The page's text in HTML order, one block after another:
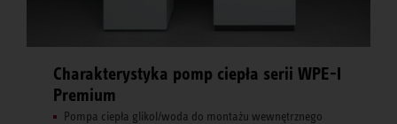
Charakterystyka pomp ciepła serii WPE-I
Premium
Pompa ciepła glikol/woda do montażu wewnętrznego